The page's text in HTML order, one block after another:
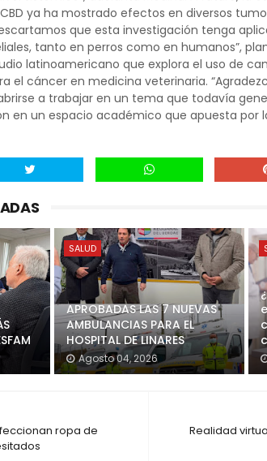
ya ha mostrado efectos en diversos
que esta investigación tenga
tanto en perros como en humanos”,
latinoamericano que explora el uso de
el cáncer en medicina veterinaria.
a trabajar en un tema que todavía
en un espacio académico que apuesta por
SALUD
APROBADAS LAS 7 NUEVAS
AMBULANCIAS PARA EL
HOSPITAL DE LINARES
Agosto 04, 2026
Realidad
ropa de